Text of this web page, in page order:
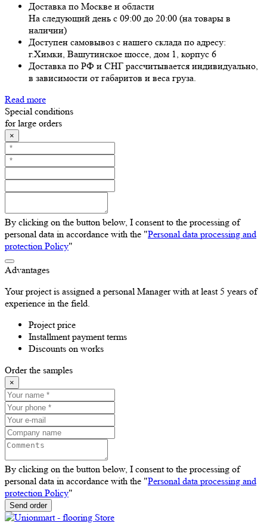
Доставка по Москве и области
На следующий день с 09:00 до 20:00 (на товары в
наличии)
Доступен самовывоз с нашего склада по адресу:
г.Химки, Вашутинское шоссе, дом 1, корпус 6
Доставка по РФ и СНГ рассчитывается индивидуально,
в зависимости от габаритов и веса груза.
Read more
Special conditions
for large orders
×
By clicking on the button below, I consent to the processing of
personal data in accordance with the "Personal data processing and
protection Policy"
Advantages
Your project is assigned a personal Manager with at least 5 years of
experience in the field.
Project price
Installment payment terms
Discounts on works
Order the samples
×
By clicking on the button below, I consent to the processing of
personal data in accordance with the "Personal data processing and
protection Policy"
Send order